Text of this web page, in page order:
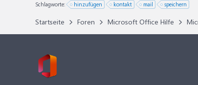
Schlagworte: hinzufügen kontakt mail speichern
Startseite Foren Microsoft Office Hilfe